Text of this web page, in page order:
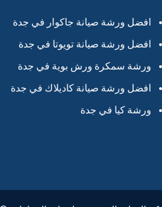
افضل ورشة صيانة جاكوار في جدة
افضل ورشة صيانة تويوتا في جدة
ورشة سمكرة ورش بوية في جدة
افضل ورشة صيانة كاديلاك في جدة
ورشة كيا في جدة